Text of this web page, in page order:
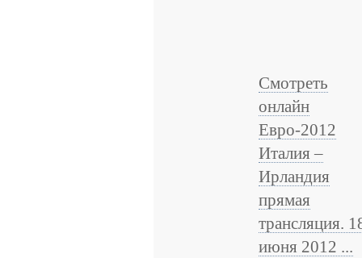
Смотреть
онлайн
Евро-2012
Италия –
Ирландия
прямая
трансляция.
июня 2012 ...